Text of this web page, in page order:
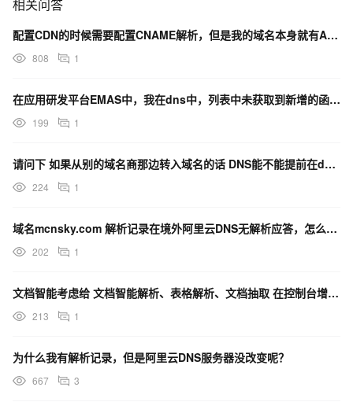
错误码
对于所有接口的通用性错误，请参考错误代码表。
码
义
belong to this
在
户
相关问答
配置CDN的时候需要配置CNAME解析，但是我的域名本身就有A类解析，解析记录冲突怎么办？
808 1
在应用研发平台EMAS中，我在dns中，列表中未获取到新增的函数后台没找到入口，应该怎么操作？
199 1
请问下 如果从别的域名商那边转入域名的话 DNS能不能提前在dns这边把解析记录先加上呀？
224 1
域名mcnsky.com 解析记录在境外阿里云DNS无解析应答，怎么回事？
202 1
文档智能考虑给 文档智能解析、表格解析、文档抽取 在控制台增加一个一个文档列表页面吗？
213 1
为什么我有解析记录，但是阿里云DNS服务器没改变呢？
667 3